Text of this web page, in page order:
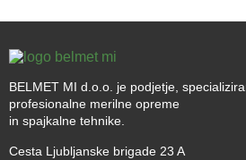
BELMET MI d.o.o. je podjetje,
profesionalne merilne opreme
in spajkalne tehnike.
Cesta Ljubljanske brigade 23 A